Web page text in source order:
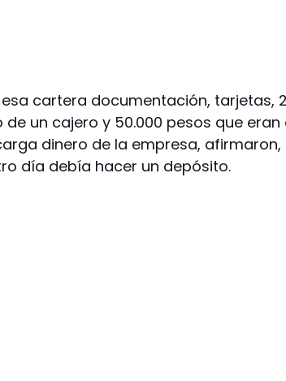
cartera documentación, tarjetas,
un cajero y 50.000 pesos que
dinero de la empresa, afirmaron,
día debía hacer un depósito.